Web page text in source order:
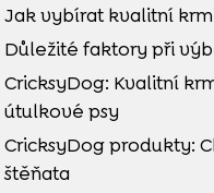
Jak vybírat kvalitní
Důležité faktory při
CricksyDog: Kvalitní
útulkové psy
CricksyDog produkty:
štěňata